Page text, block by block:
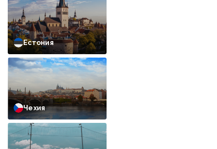
Естония
Чехия